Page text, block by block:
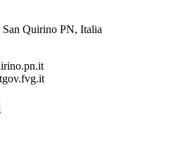
Quirino PN, Italia